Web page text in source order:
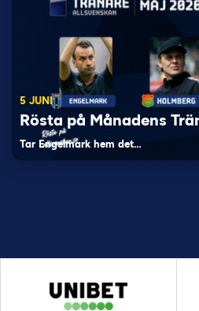
5 JUNI
Rösta på Månadens
Tar Engelmark hem det…